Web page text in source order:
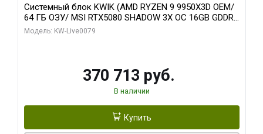
Системный блок KWIK (AMD RYZEN 9 9950X3D OEM/
64 ГБ ОЗУ/ MSI RTX5080 SHADOW 3X OC 16GB GDDR7
256bit 3xDP HDMI/ 960 ГБ SSD)
Модель: KW-Live0079
370 713 руб.
В наличии
Купить